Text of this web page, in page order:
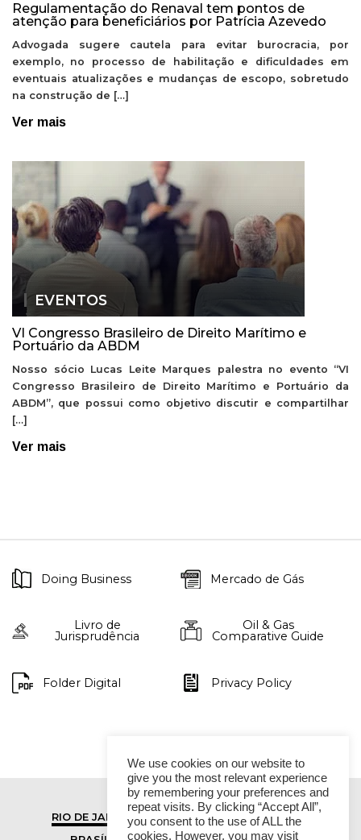
Regulamentação do Renaval tem pontos de
atenção para beneficiários por Patrícia Azevedo
Advogada sugere cautela para evitar burocracia, por
exemplo, no processo de habilitação e dificuldades em
eventuais atualizações e mudanças de escopo, sobretudo
na construção de […]
Ver mais
EVENTOS
VI Congresso Brasileiro de Direito Marítimo e
Portuário da ABDM
Nosso sócio Lucas Leite Marques palestra no evento “VI
Congresso Brasileiro de Direito Marítimo e Portuário da
ABDM”, que possui como objetivo discutir e compartilhar
[…]
Ver mais
Doing Business Mercado de Gás
Livro de
Jurisprudência
Oil & Gas
Comparative Guide
Folder Digital Privacy Policy
RIO DE JANEIRO
SÃO PAULO
We use cookies on our website to
give you the most relevant experience
by remembering your preferences and
repeat visits. By clicking “Accept All”,
you consent to the use of ALL the
cookies. However, you may visit